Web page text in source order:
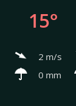
15°
2 m/s
0 mm